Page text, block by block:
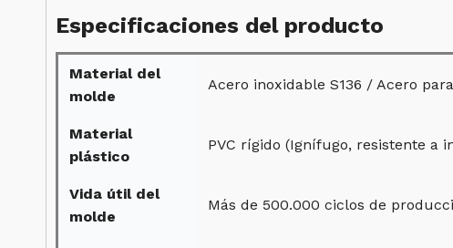
Especificaciones del producto
Material del
molde
Acero inoxidable S136 / Acero
Material
plástico
PVC rígido (Ignífugo, resistente a
Vida útil del
molde
Más de 500.000 ciclos de